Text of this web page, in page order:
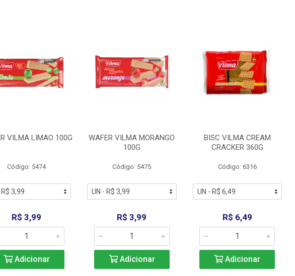
VILMA LIMAO 100G
Código: 5474
R$ 3,99
Adicionar
WAFER VILMA MORANGO
100G
Código: 5475
R$ 3,99
Adicionar
BISC VILMA CREAM
CRACKER 360G
Código: 6316
R$ 6,49
Adicionar